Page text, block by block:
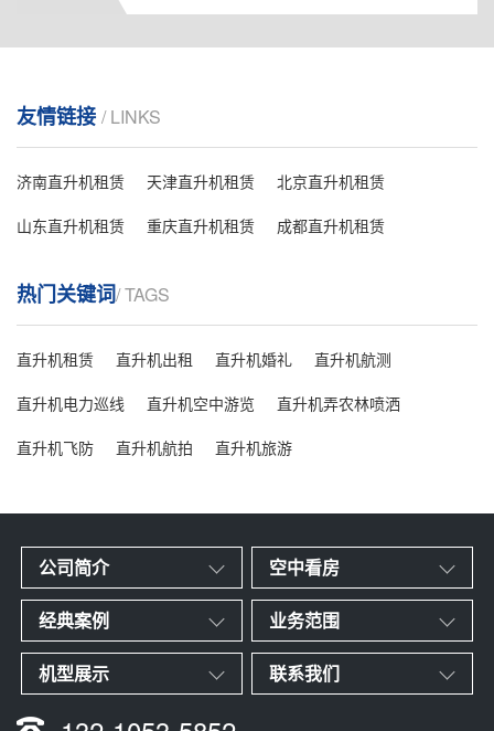
友情链接 / LINKS
济南直升机租赁 天津直升机租赁
北京直升机租赁
山东直升机租赁
重庆直升机租赁 成都直升机租赁
热门关键词/ TAGS
直升机租赁 直升机出租 直升机婚礼
直升机航测
直升机电力巡线
直升机空中游览
直升机弄农林喷洒
直升机飞防
直升机航拍 直升机旅游
公司简介 空中看房
经典案例 业务范围
机型展示 联系我们